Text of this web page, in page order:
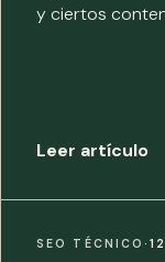
y ciertos
Leer artículo
SEO TÉCNICO·